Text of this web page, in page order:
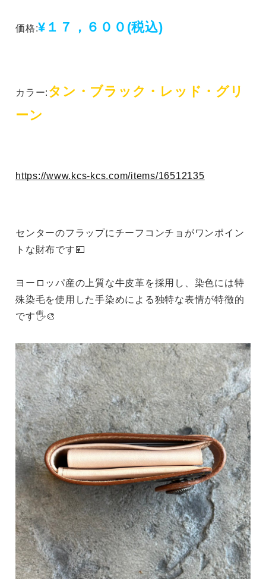
価格:¥１７，６００ (税込)
カラー: タン・ブラック・レッド・グリ
ーン
https://www.kcs-kcs.com/items/16512135
センターのフラップにチーフコンチョがワンポイン
トな財布です💴
ヨーロッパ産の上質な牛皮革を採用し、染色には特
殊染毛を使用した手染めによる独特な表情が特徴的
です🖐️🎨